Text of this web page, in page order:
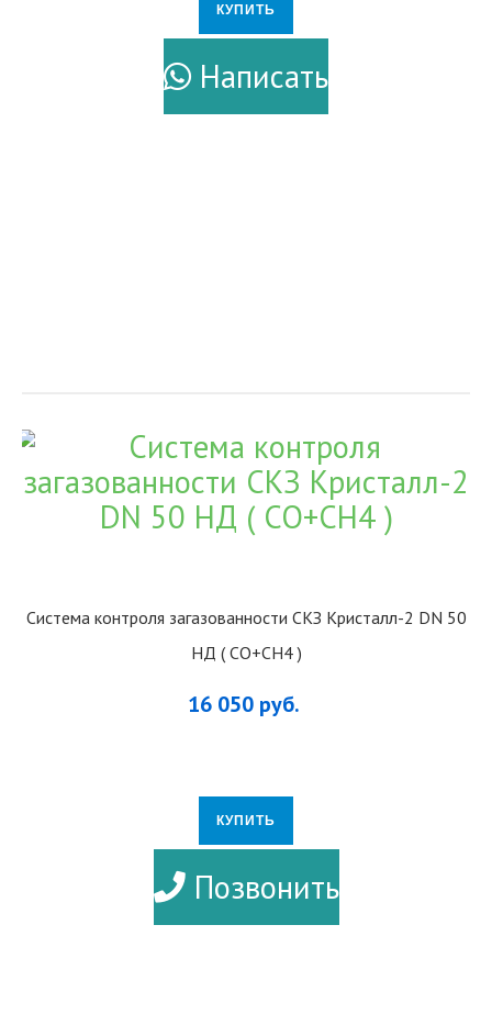
ПОДРОБНЕЕ
КУПИТЬ
Написать
ПОДРОБНЕЕ
Система контроля загазованности СКЗ Кристалл-2 DN 50
НД ( CO+CH4 )
16 050 руб.
КУПИТЬ
Позвонить